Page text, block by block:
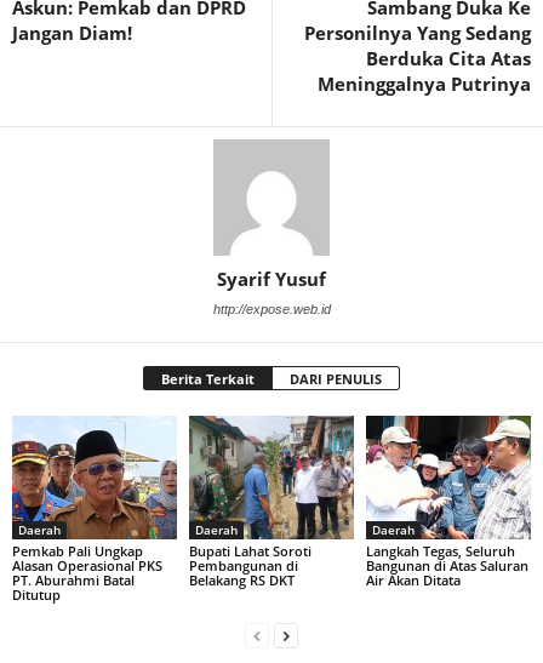
Askun: Pemkab dan DPRD
Jangan Diam!
Sambang Duka Ke
Personilnya Yang Sedang
Berduka Cita Atas
Meninggalnya Putrinya
Syarif Yusuf
http://expose.web.id
Berita Terkait DARI PENULIS
Daerah
Pemkab Pali Ungkap
Alasan Operasional PKS
PT. Aburahmi Batal
Ditutup
Daerah
Bupati Lahat Soroti
Pembangunan di
Belakang RS DKT
Daerah
Langkah Tegas, Seluruh
Bangunan di Atas Saluran
Air Akan Ditata